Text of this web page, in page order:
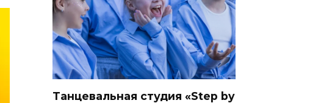
Танцевальная студия «Step by